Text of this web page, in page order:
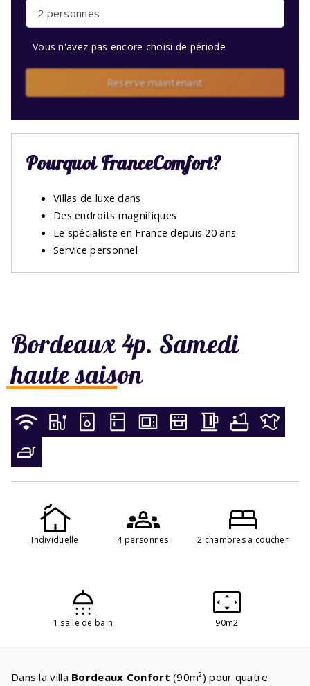
Bordeaux 4p. Samedi
haute saison
Individuelle 4 personnes 2 chambres a coucher
1 salle de bain 90m2
Dans la villa Bordeaux Confort (90m²) pour quatre
2 personnes
Vous n'avez pas encore choisi de période
Reserve maintenant
Pourquoi FranceComfort?
Villas de luxe dans
Des endroits magnifiques
Le spécialiste en France depuis 20 ans
Service personnel